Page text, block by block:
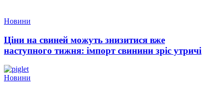
Новини
Ціни на свиней можуть знизитися вже
наступного тижня: імпорт свинини зріс утричі
Новини